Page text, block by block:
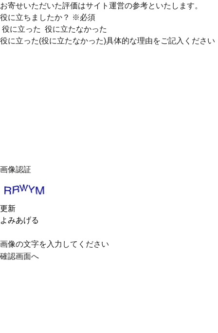
お寄せいただいた評価はサイト運営の参考といたします。
役に立ちましたか？ ※必須
役に立った 役に立たなかった
役に立った(役に立たなかった)具体的な理由をご記入ください
画像認証
更新
よみあげる
画像の文字を入力してください